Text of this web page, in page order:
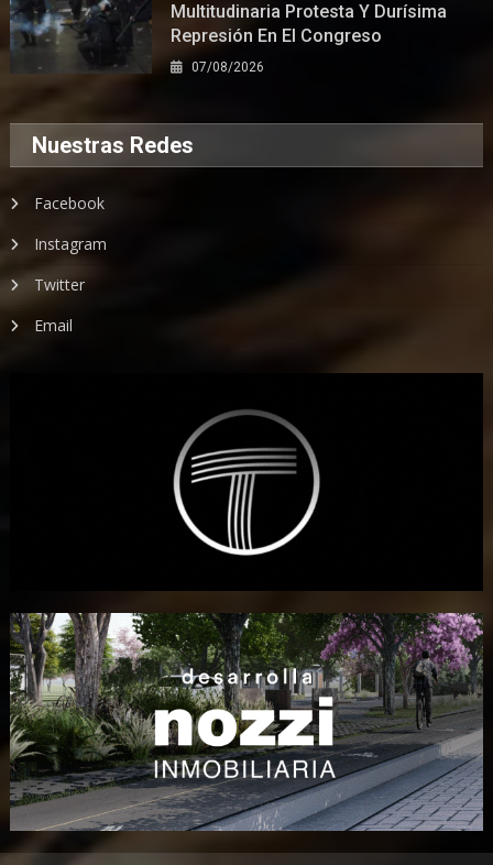
Multitudinaria Protesta Y Durísima
Represión En El Congreso
07/08/2026
Nuestras Redes
Facebook
Instagram
Twitter
Email